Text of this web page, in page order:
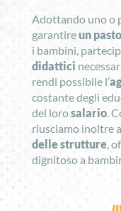
Adottando uno o
garantireun
i bambini,
didattici
rendi possibile l’
costante degli
del lorosalario.
riusciamo inoltre
delle strutture,
dignitoso a